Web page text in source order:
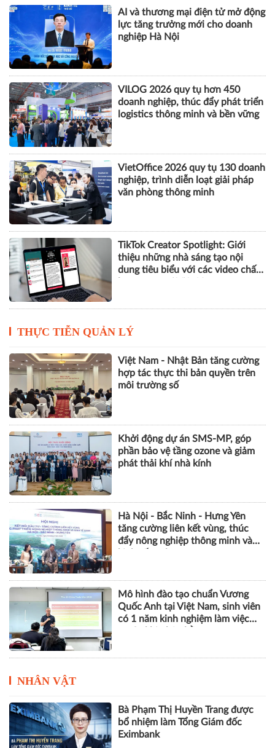
AI và thương mại điện tử mở động
lực tăng trưởng mới cho doanh
nghiệp Hà Nội
VILOG 2026 quy tụ hơn 450
doanh nghiệp, thúc đẩy phát triển
logistics thông minh và bền vững
VietOffice 2026 quy tụ 130 doanh
nghiệp, trình diễn loạt giải pháp
văn phòng thông minh
TikTok Creator Spotlight: Giới
thiệu những nhà sáng tạo nội
dung tiêu biểu với các video chất
THỰC TIỄN QUẢN LÝ
Việt Nam - Nhật Bản tăng cường
hợp tác thực thi bản quyền trên
môi trường số
Khởi động dự án SMS-MP, góp
phần bảo vệ tầng ozone và giảm
phát thải khí nhà kính
Hà Nội - Bắc Ninh - Hưng Yên
tăng cường liên kết vùng, thúc
đẩy nông nghiệp thông minh và
Mô hình đào tạo chuẩn Vương
Quốc Anh tại Việt Nam, sinh viên
có 1 năm kinh nghiệm làm việc
NHÂN VẬT
Bà Phạm Thị Huyền Trang được
bổ nhiệm làm Tổng Giám đốc
Eximbank